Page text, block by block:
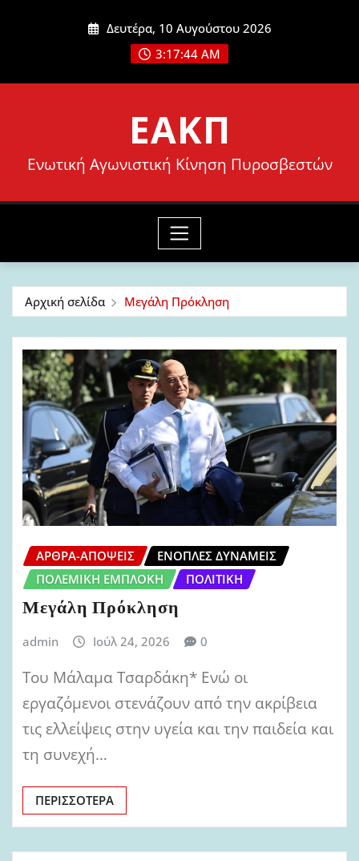
Δευτέρα, 10 Αυγούστου 2026
3:17:46 AM
ΕΑΚΠ
Ενωτική Αγωνιστική Κίνηση Πυροσβεστών
Αρχική σελίδα Μεγάλη Πρόκληση
ΆΡΘΡΑ-ΑΠΌΨΕΙΣ
ΈΝΟΠΛΕΣ ΔΥΝΆΜΕΙΣ
ΠΟΛΕΜΙΚΉ ΕΜΠΛΟΚΉ
ΠΟΛΙΤΙΚΉ
Μεγάλη Πρόκληση
admin Ιούλ 24, 2026 0
Του Μάλαμα Τσαρδάκη* Ενώ οι
εργαζόμενοι στενάζουν από την ακρίβεια
τις ελλείψεις στην υγεία και την παιδεία και
τη συνεχή…
ΠΕΡΙΣΣΌΤΕΡΑ